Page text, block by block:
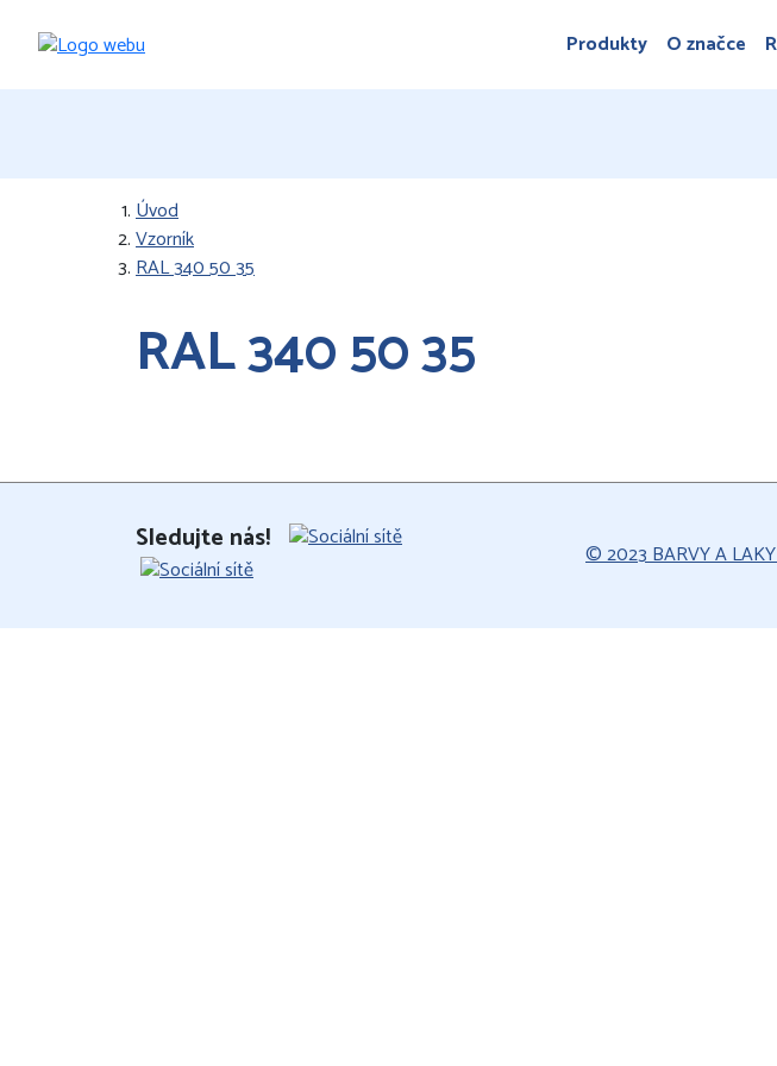
Produkty O značce
Úvod
Vzorník
RAL 340 50 35
RAL 340 50 35
Sledujte nás! © 2023 BARVY A